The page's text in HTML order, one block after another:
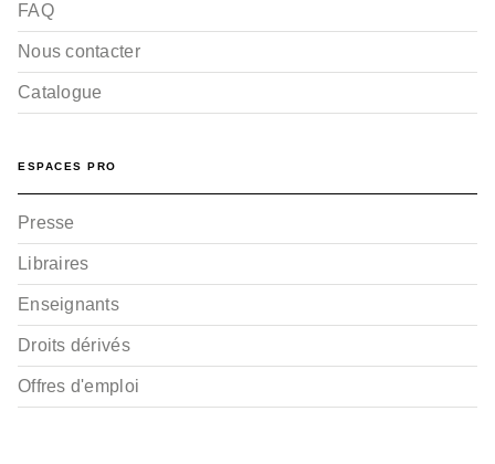
FAQ
Nous contacter
Catalogue
ESPACES PRO
Presse
Libraires
Enseignants
Droits dérivés
Offres d'emploi